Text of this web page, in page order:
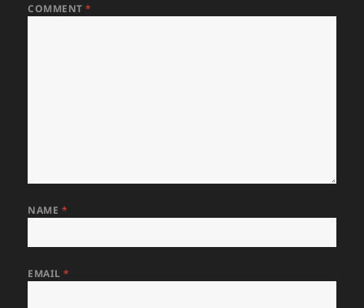
COMMENT*
NAME *
EMAIL*